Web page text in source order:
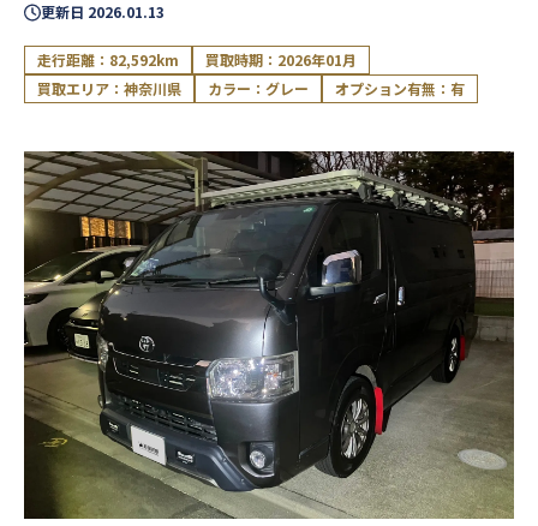
閉じる
更新日 2026.01.13
走行距離：82,592km
買取時期：2026年01月
買取エリア：神奈川県
カラー：グレー オプション有無：有